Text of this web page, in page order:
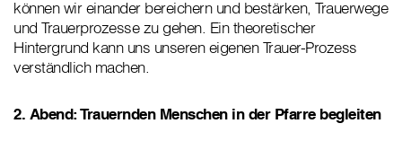
können wir einander bereichern und bestärken, Trauerwege
und Trauerprozesse zu gehen. Ein theoretischer
Hintergrund kann uns unseren eigenen Trauer-Prozess
verständlich machen.
2. Abend: Trauernden Menschen in der Pfarre begleiten